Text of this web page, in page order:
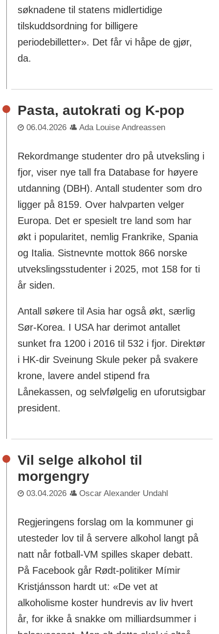
søknadene til statens midlertidige
tilskuddsordning for billigere
periodebilletter». Det får vi håpe de gjør,
da.
Pasta, autokrati og K-pop
06.04.2026 Ada Louise Andreassen
Rekordmange studenter dro på utveksling i
fjor, viser nye tall fra Database for høyere
utdanning (DBH). Antall studenter som dro
ligger på 8159. Over halvparten velger
Europa. Det er spesielt tre land som har
økt i popularitet, nemlig Frankrike, Spania
og Italia. Sistnevnte mottok 866 norske
utvekslingsstudenter i 2025, mot 158 for ti
år siden.
Antall søkere til Asia har også økt, særlig
Sør-Korea. I USA har derimot antallet
sunket fra 1200 i 2016 til 532 i fjor. Direktør
i HK-dir Sveinung Skule peker på svakere
krone, lavere andel stipend fra
Lånekassen, og selvfølgelig en uforutsigbar
president.
Vil selge alkohol til
morgengry
03.04.2026 Oscar Alexander Undahl
Regjeringens forslag om la kommuner gi
utesteder lov til å servere alkohol langt på
natt når fotball-VM spilles skaper debatt.
På Facebook går Rødt-politiker Mímir
Kristjánsson hardt ut: «De vet at
alkoholisme koster hundrevis av liv hvert
år, for ikke å snakke om milliardsummer i